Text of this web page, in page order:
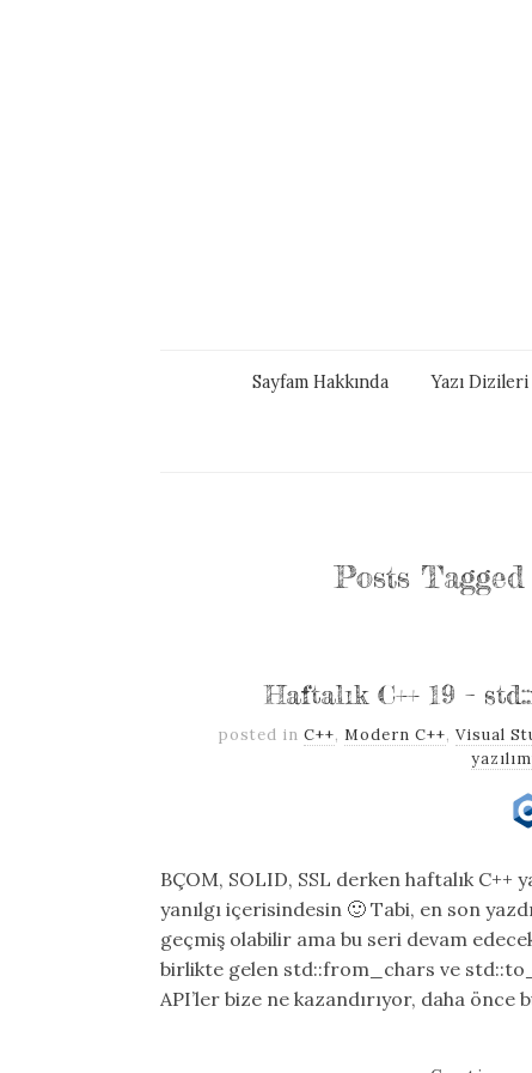
Sayfam Hakkında Yazı
Posts Tagged
Haftalık C++ 19 –
posted inC++,Modern C++,Visual
BÇOM, SOLID, SSL derken haftalık C++
yanılgı içerisindesin 🙂 Tabi, en son
geçmiş olabilir ama bu seri devam
birlikte gelen std::from_chars ve
API’ler bize ne kazandırıyor, daha önce